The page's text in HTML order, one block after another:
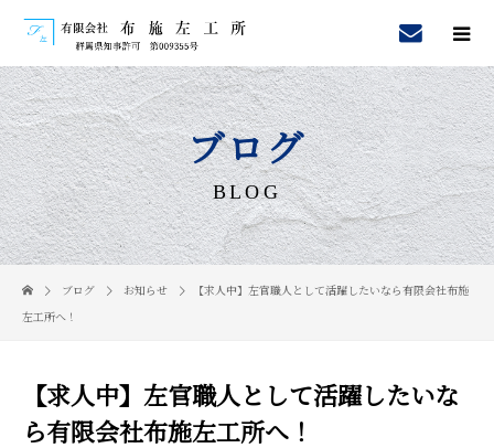
ブログ
BLOG
ブログ お知らせ 【求人中】左官職人として活躍したいなら有限会社布施
左工所へ！
【求人中】左官職人として活躍したいな
ら有限会社布施左工所へ！